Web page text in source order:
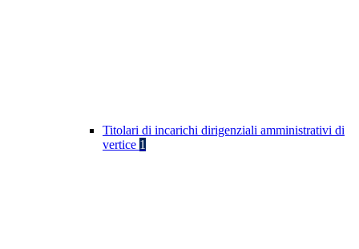
Titolari di incarichi dirigenziali amministrativi di
vertice 1